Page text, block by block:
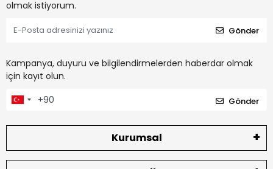
olmak istiyorum.
Gönder
Kampanya, duyuru ve bilgilendirmelerden haberdar olmak
için kayıt olun.
Gönder
Kurumsal